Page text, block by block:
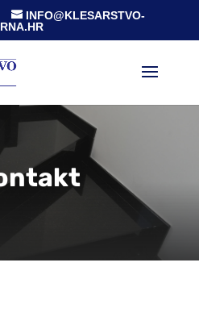
INFO@KLESARSTVO-